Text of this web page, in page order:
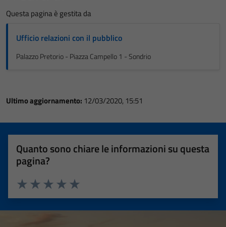
Questa pagina è gestita da
Ufficio relazioni con il pubblico
Palazzo Pretorio - Piazza Campello 1 - Sondrio
Ultimo aggiornamento: 12/03/2020, 15:51
Quanto sono chiare le informazioni su questa
pagina?
Valuta 5 stelle su 5
Valuta 4 stelle su 5
Valuta 3 stelle su 5
Valuta 2 stelle su 5
Valuta 1 stelle su 5